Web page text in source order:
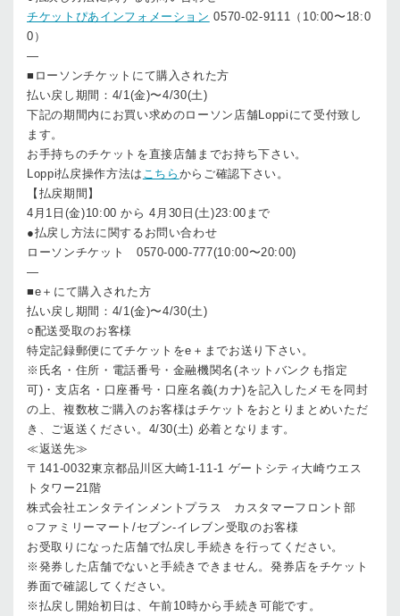
チケットぴあインフォメーション 0570-02-9111（10:00〜18:0
0）
—
■ローソンチケットにて購入された方
払い戻し期間：4/1(金)〜4/30(土)
下記の期間内にお買い求めのローソン店舗Loppiにて受付致し
ます。
お手持ちのチケットを直接店舗までお持ち下さい。
Loppi払戻操作方法は こちら からご確認下さい。
【払戻期間】
4月1日(金)10:00 から 4月30日(土)23:00まで
●払戻し方法に関するお問い合わせ
ローソンチケット 0570-000-777(10:00〜20:00)
—
■e＋にて購入された方
払い戻し期間：4/1(金)〜4/30(土)
○配送受取のお客様
特定記録郵便にてチケットをe＋までお送り下さい。
※氏名・住所・電話番号・金融機関名(ネットバンクも指定
可)・支店名・口座番号・口座名義(カナ)を記入したメモを同封
の上、複数枚ご購入のお客様はチケットをおとりまとめいただ
き、ご返送ください。4/30(土) 必着となります。
≪返送先≫
〒141-0032東京都品川区大崎1-11-1 ゲートシティ大崎ウエス
トタワー21階
株式会社エンタテインメントプラス カスタマーフロント部
○ファミリーマート/セブン-イレブン受取のお客様
お受取りになった店舗で払戻し手続きを行ってください。
※発券した店舗でないと手続きできません。発券店をチケット
券面で確認してください。
※払戻し開始初日は、午前10時から手続き可能です。